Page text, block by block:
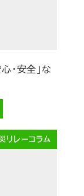
安全」な
リレーコラム